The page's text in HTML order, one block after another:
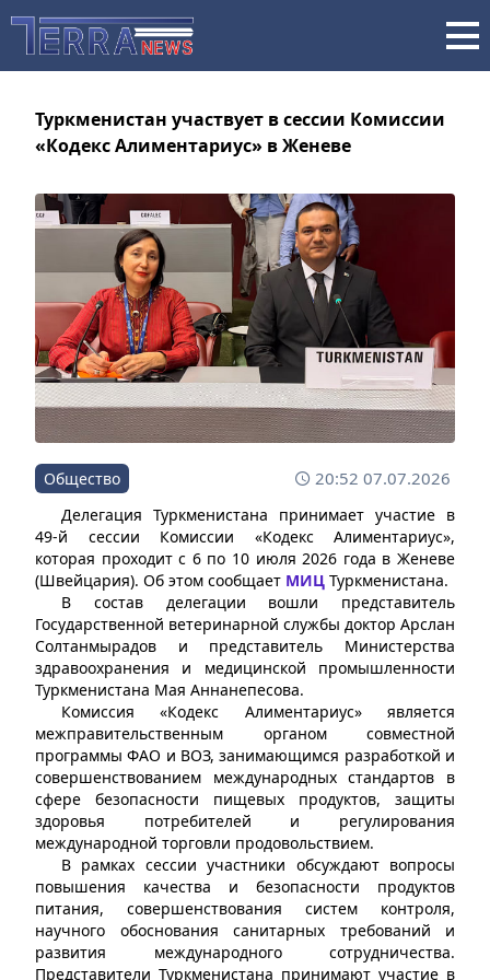
Туркменистан участвует в сессии Комиссии
«Кодекс Алиментариус» в Женеве
Общество 20:52 07.07.2026
Делегация Туркменистана принимает участие в
49-й сессии Комиссии «Кодекс Алиментариус»,
которая проходит с 6 по 10 июля 2026 года в Женеве
(Швейцария). Об этом сообщает МИЦ Туркменистана.
В состав делегации вошли представитель
Государственной ветеринарной службы доктор Арслан
Солтанмырадов и представитель Министерства
здравоохранения и медицинской промышленности
Туркменистана Мая Аннанепесова.
Комиссия «Кодекс Алиментариус» является
межправительственным органом совместной
программы ФАО и ВОЗ, занимающимся разработкой и
совершенствованием международных стандартов в
сфере безопасности пищевых продуктов, защиты
здоровья потребителей и регулирования
международной торговли продовольствием.
В рамках сессии участники обсуждают вопросы
повышения качества и безопасности продуктов
питания, совершенствования систем контроля,
научного обоснования санитарных требований и
развития международного сотрудничества.
Представители Туркменистана принимают участие в